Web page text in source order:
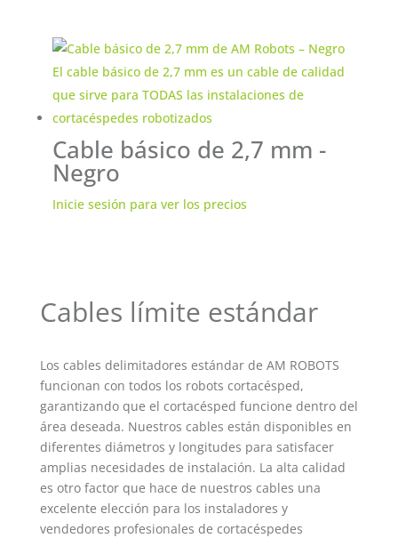
Cable básico de 2,7 mm -
Negro
Inicie sesión para ver los precios
Cables límite estándar
Los cables delimitadores estándar de AM ROBOTS
funcionan con todos los robots cortacésped,
garantizando que el cortacésped funcione dentro del
área deseada. Nuestros cables están disponibles en
diferentes diámetros y longitudes para satisfacer
amplias necesidades de instalación. La alta calidad
es otro factor que hace de nuestros cables una
excelente elección para los instaladores y
vendedores profesionales de cortacéspedes